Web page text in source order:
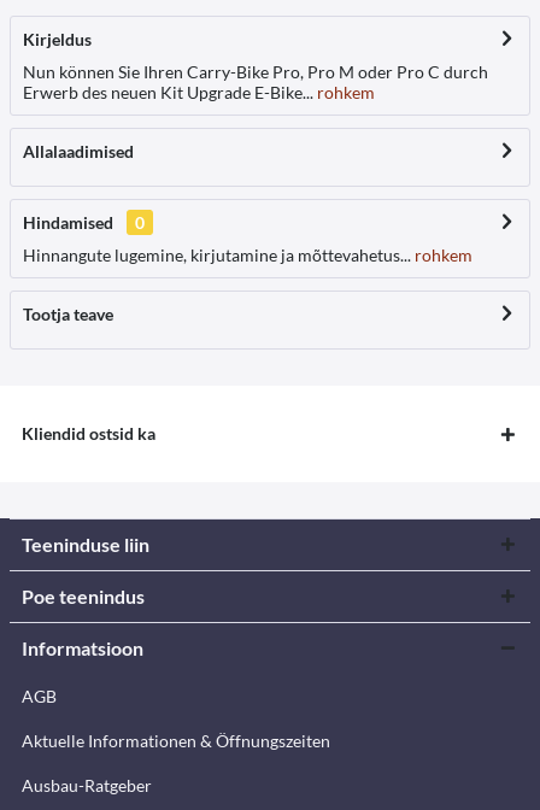
Kirjeldus
Nun können Sie Ihren Carry-Bike Pro, Pro M oder Pro C durch
Erwerb des neuen Kit Upgrade E-Bike... rohkem
Allalaadimised
Hindamised
0
Hinnangute lugemine, kirjutamine ja mõttevahetus... rohkem
Tootja teave
Kliendid ostsid ka
Teeninduse liin
Poe teenindus
Informatsioon
AGB
Aktuelle Informationen & Öffnungszeiten
Ausbau-Ratgeber